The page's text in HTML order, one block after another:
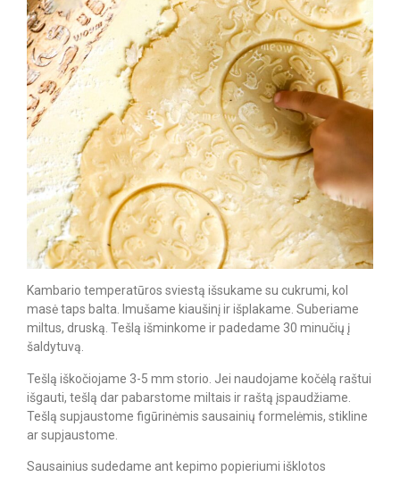
Kambario temperatūros sviestą išsukame su cukrumi, kol
masė taps balta. Imušame kiaušinį ir išplakame. Suberiame
miltus, druską. Tešlą išminkome ir padedame 30 minučių į
šaldytuvą.
Tešlą iškočiojame 3-5 mm storio. Jei naudojame kočėlą raštui
išgauti, tešlą dar pabarstome miltais ir raštą įspaudžiame.
Tešlą supjaustome figūrinėmis sausainių formelėmis, stikline
ar supjaustome.
Sausainius sudedame ant kepimo popieriumi išklotos